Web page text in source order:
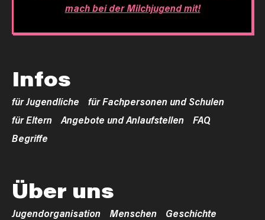
mach bei der Milchjugend mit!
Infos
für Jugendliche
für Fachpersonen und Schulen
für Eltern
Angebote und Anlaufstellen
FAQ
Begriffe
Über uns
Jugendorganisation Menschen
Geschichte